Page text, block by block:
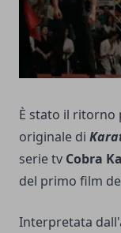
È stato il ritorno
originale di
serie tv Cobra Ka
del primo film
Interpretata